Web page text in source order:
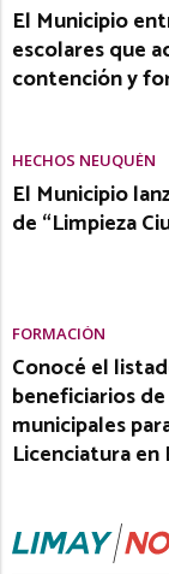
El Municipio
escolares que
contención y
HECHOS NEUQUÉN
El Municipio
de “Limpieza
FORMACIÓN
Conocé el
beneficiarios
municipales
Licenciatura en